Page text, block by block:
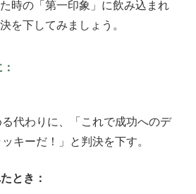
時の「第一印象」に飲み込まれ
を下してみましょう。
る代わりに、「これで成功へのデ
キーだ！」と判決を下す。
とき：